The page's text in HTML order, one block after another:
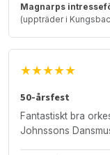
Magnarps
(uppträder i
★★★★★
50-årsfest
Fantastiskt bra
Johnssons